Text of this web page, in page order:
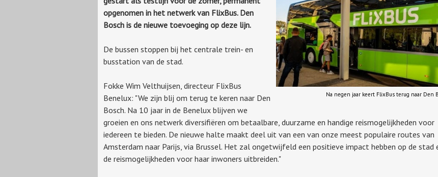
Na negen jaar keert FlixBus terug naar Den
opgenomen in het netwerk van FlixBus. Den
Bosch is de nieuwe toevoeging op deze lijn.
De bussen stoppen bij het centrale trein- en
busstation van de stad.
Fokke Wim Velthuijsen, directeur FlixBus
Benelux: "We zijn blij om terug te keren naar Den
Bosch. Na 10 jaar in de Benelux blijven we
groeien en ons netwerk diversifiëren om betaalbare, duurzame en handige reismogelijkheden voor
iedereen te bieden. De nieuwe halte maakt deel uit van een van onze meest populaire routes van
Amsterdam naar Parijs, via Brussel. Het zal ongetwijfeld een positieve impact hebben op de stad
de reismogelijkheden voor haar inwoners uitbreiden."